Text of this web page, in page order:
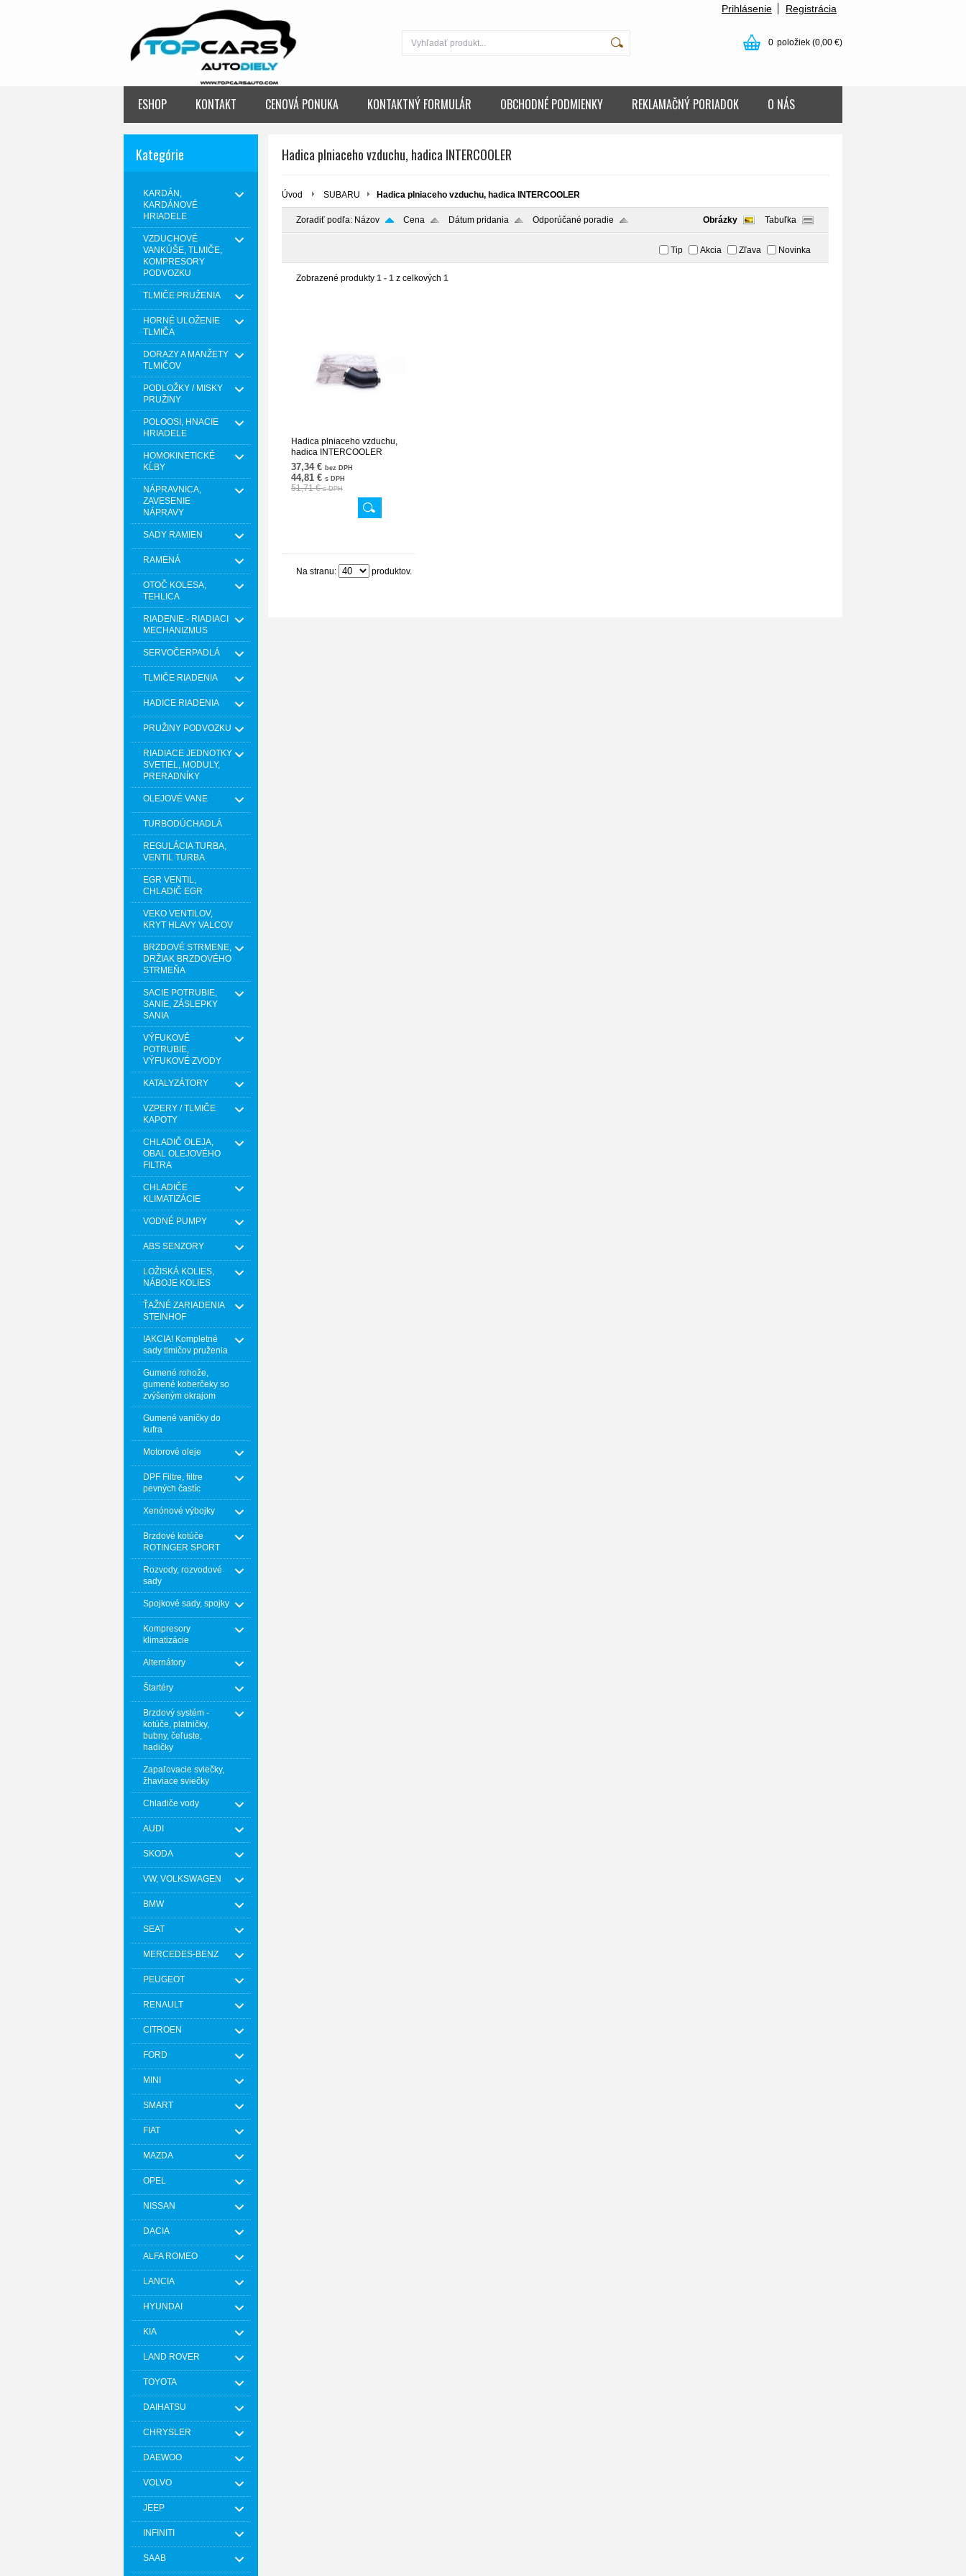
Prihlásenie Registrácia
0 položiek (0,00 €)
ESHOP KONTAKT CENOVÁ PONUKA KONTAKTNÝ FORMULÁR OBCHODNÉ PODMIENKY REKLAMAČNÝ PORIADOK O NÁS
Kategórie
KARDÁN,
KARDÁNOVÉ
HRIADELE
VZDUCHOVÉ
VANKÚŠE, TLMIČE,
KOMPRESORY
PODVOZKU
TLMIČE PRUŽENIA
HORNÉ ULOŽENIE
TLMIČA
DORAZY A MANŽETY
TLMIČOV
PODLOŽKY / MISKY
PRUŽINY
POLOOSI, HNACIE
HRIADELE
HOMOKINETICKÉ
KĹBY
NÁPRAVNICA,
ZAVESENIE
NÁPRAVY
SADY RAMIEN
RAMENÁ
OTOČ KOLESA,
TEHLICA
RIADENIE - RIADIACI
MECHANIZMUS
SERVOČERPADLÁ
TLMIČE RIADENIA
HADICE RIADENIA
PRUŽINY PODVOZKU
RIADIACE JEDNOTKY
SVETIEL, MODULY,
PRERADNÍKY
OLEJOVÉ VANE
TURBODÚCHADLÁ
REGULÁCIA TURBA,
VENTIL TURBA
EGR VENTIL,
CHLADIČ EGR
VEKO VENTILOV,
KRYT HLAVY VALCOV
BRZDOVÉ STRMENE,
DRŽIAK BRZDOVÉHO
STRMEŇA
SACIE POTRUBIE,
SANIE, ZÁSLEPKY
SANIA
VÝFUKOVÉ
POTRUBIE,
VÝFUKOVÉ ZVODY
KATALYZÁTORY
VZPERY / TLMIČE
KAPOTY
CHLADIČ OLEJA,
OBAL OLEJOVÉHO
FILTRA
CHLADIČE
KLIMATIZÁCIE
VODNÉ PUMPY
ABS SENZORY
LOŽISKÁ KOLIES,
NÁBOJE KOLIES
ŤAŽNÉ ZARIADENIA
STEINHOF
!AKCIA! Kompletné
sady tlmičov pruženia
Gumené rohože,
gumené koberčeky so
zvýšeným okrajom
Gumené vaničky do
kufra
Motorové oleje
DPF Filtre, filtre
pevných častíc
Xenónové výbojky
Brzdové kotúče
ROTINGER SPORT
Rozvody, rozvodové
sady
Spojkové sady, spojky
Kompresory
klimatizácie
Alternátory
Štartéry
Brzdový systém -
kotúče, platničky,
bubny, čeľuste,
hadičky
Zapaľovacie sviečky,
žhaviace sviečky
Chladiče vody
AUDI
SKODA
VW, VOLKSWAGEN
BMW
SEAT
MERCEDES-BENZ
PEUGEOT
RENAULT
CITROEN
FORD
MINI
SMART
FIAT
MAZDA
OPEL
NISSAN
DACIA
ALFA ROMEO
LANCIA
HYUNDAI
KIA
LAND ROVER
TOYOTA
DAIHATSU
CHRYSLER
DAEWOO
VOLVO
JEEP
INFINITI
SAAB
Hadica plniaceho vzduchu, hadica INTERCOOLER
Úvod SUBARU Hadica plniaceho vzduchu, hadica INTERCOOLER
Zoradiť podľa: Názov Cena Dátum pridania Odporúčané poradie Obrázky Tabuľka
Tip Akcia Zľava Novinka
Zobrazené produkty 1 - 1 z celkových 1
Hadica plniaceho vzduchu,
hadica INTERCOOLER
21869-AA130 24SKV896
37,34 € bez DPH
44,81 € s DPH
51,71 €s DPH
Na stranu: produktov.